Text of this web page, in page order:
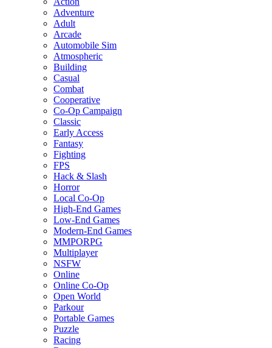
Adventure
Adult
Arcade
Automobile Sim
Atmospheric
Building
Casual
Combat
Cooperative
Co-Op Campaign
Classic
Early Access
Fantasy
Fighting
FPS
Hack & Slash
Horror
Local Co-Op
High-End Games
Low-End Games
Modern-End Games
MMPORPG
Multiplayer
NSFW
Online
Online Co-Op
Open World
Parkour
Portable Games
Puzzle
Racing